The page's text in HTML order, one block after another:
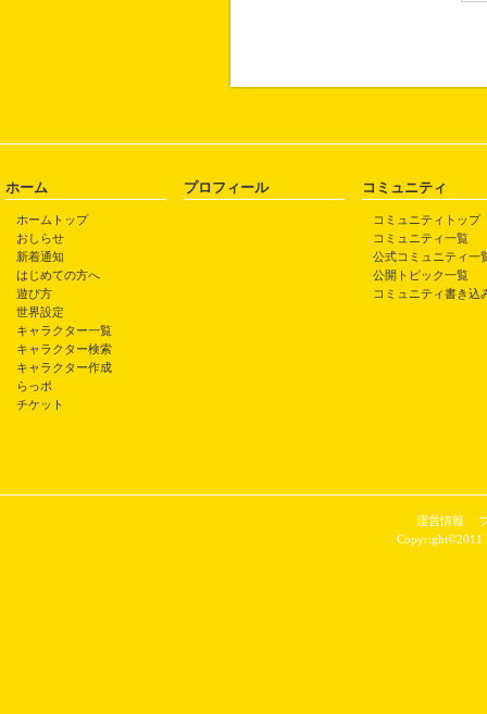
ホーム
ホームトップ
おしらせ
新着通知
はじめての方へ
遊び方
世界設定
キャラクター一覧
キャラクター検索
キャラクター作成
らっポ
チケット
プロフィール コミュニティ
コミュニティトップ
コミュニティ一覧
公式コミュニティ一
公開トピック一覧
コミュニティ書き込
運営情報
Copyright©2011